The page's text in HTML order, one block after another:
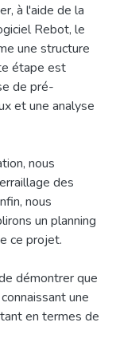
à l'aide de la
Rebot, le
une structure
étape est
de pré-
et une analyse
nous
des
nous
un planning
ce projet.
démontrer que
une
en termes de